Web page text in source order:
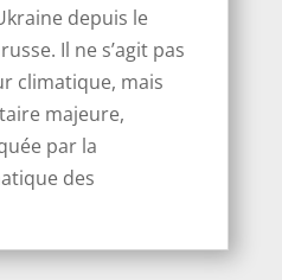
depuis le
Il ne s’agit pas
climatique, mais
majeure,
par la
des